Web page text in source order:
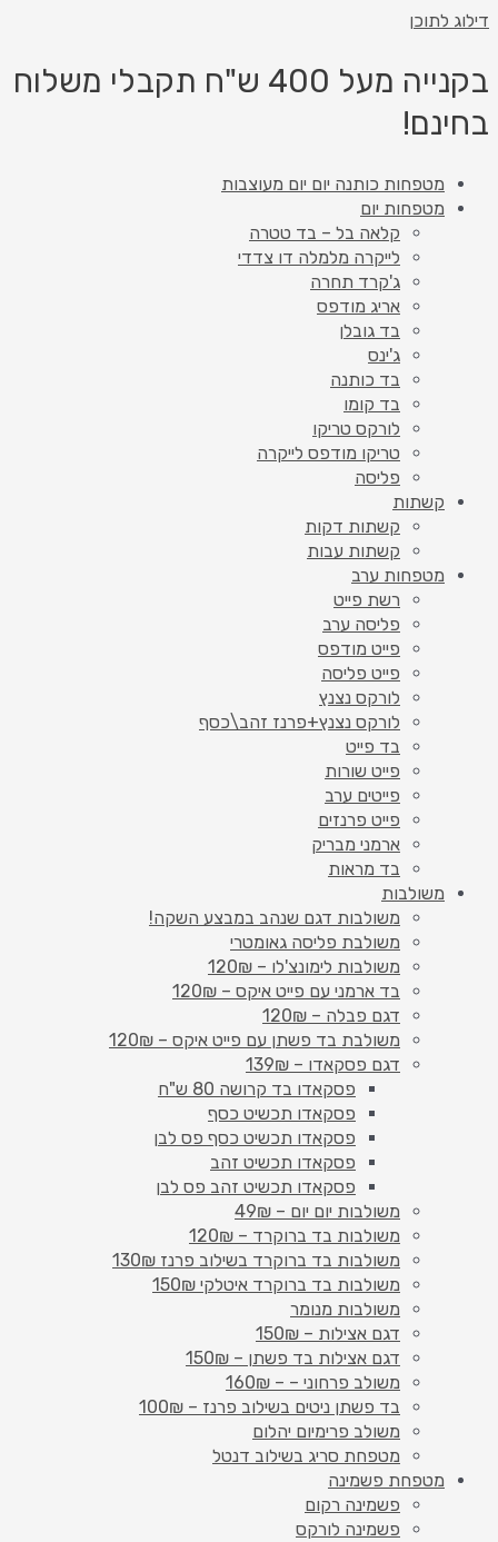
דילוג לתוכן
בקנייה מעל 400 ש"ח תקבלי משלוח
בחינם!
מטפחות כותנה יום יום מעוצבות
מטפחות יום
קלאה בל – בד טטרה
לייקרה מלמלה דו צדדי
ג'קרד תחרה
אריג מודפס
בד גובלן
ג'ינס
בד כותנה
בד קומו
לורקס טריקו
טריקו מודפס לייקרה
פליסה
קשתות
קשתות דקות
קשתות עבות
מטפחות ערב
רשת פייט
פליסה ערב
פייט מודפס
פייט פליסה
לורקס נצנץ
לורקס נצנץ+פרנז זהב\כסף
בד פייט
פייט שורות
פייטים ערב
פייט פרנזים
ארמני מבריק
בד מראות
משולבות
משולבות דגם שנהב במבצע השקה!
משולבת פליסה גאומטרי
משולבות לימונצ'לו – 120₪
בד ארמני עם פייט איקס – 120₪
דגם פבלה – 120₪
משולבת בד פשתן עם פייט איקס – 120₪
דגם פסקאדו – 139₪
פסקאדו בד קרושה 80 ש"ח
פסקאדו תכשיט כסף
פסקאדו תכשיט כסף פס לבן
פסקאדו תכשיט זהב
פסקאדו תכשיט זהב פס לבן
משולבות יום יום – 49₪
משולבות בד ברוקרד – 120₪
משולבות בד ברוקרד בשילוב פרנז 130₪
משולבות בד ברוקרד איטלקי 150₪
משולבות מנומר
דגם אצילות – 150₪
דגם אצילות בד פשתן – 150₪
משולב פרחוני – – 160₪
בד פשתן ניטים בשילוב פרנז – 100₪
משולב פרימיום יהלום
מטפחת סריג בשילוב דנטל
מטפחת פשמינה
פשמינה רקום
פשמינה לורקס